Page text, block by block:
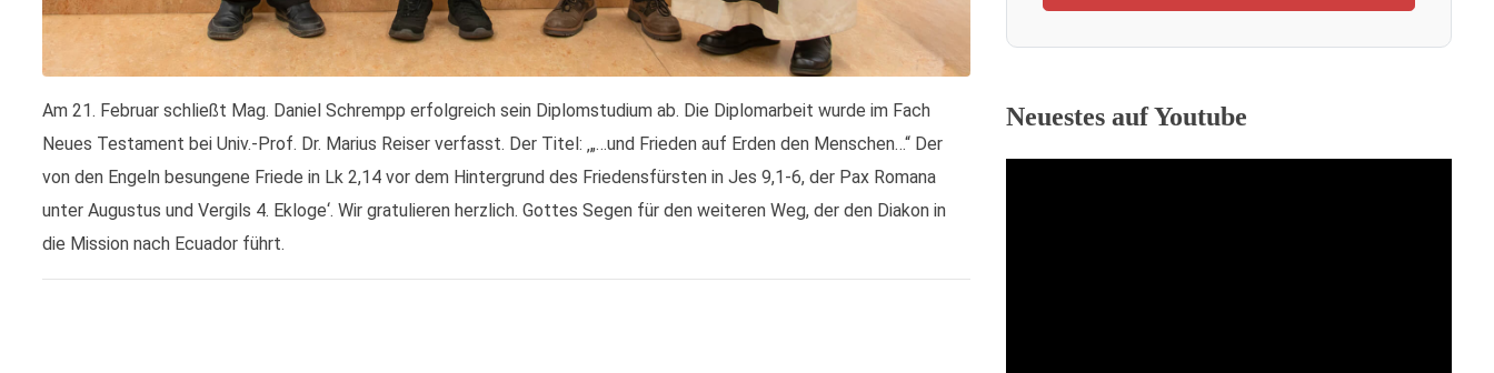
Am 21. Februar schließt Mag. Daniel Schrempp erfolgreich sein Diplomstudium ab. Die Diplomarbeit wurde im Fach
Neues Testament bei Univ.-Prof. Dr. Marius Reiser verfasst. Der Titel: ‚„…und Frieden auf Erden den Menschen…“ Der
von den Engeln besungene Friede in Lk 2,14 vor dem Hintergrund des Friedensfürsten in Jes 9,1-6, der Pax Romana
unter Augustus und Vergils 4. Ekloge‘. Wir gratulieren herzlich. Gottes Segen für den weiteren Weg, der den Diakon in
die Mission nach Ecuador führt.
Neuestes auf Youtube